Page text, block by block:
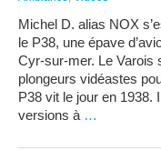
Michel D. alias NOX
le P38, une épave
Cyr-sur-mer. Le Varois
plongeurs vidéastes
P38 vit le jour en 1938.
versions à …